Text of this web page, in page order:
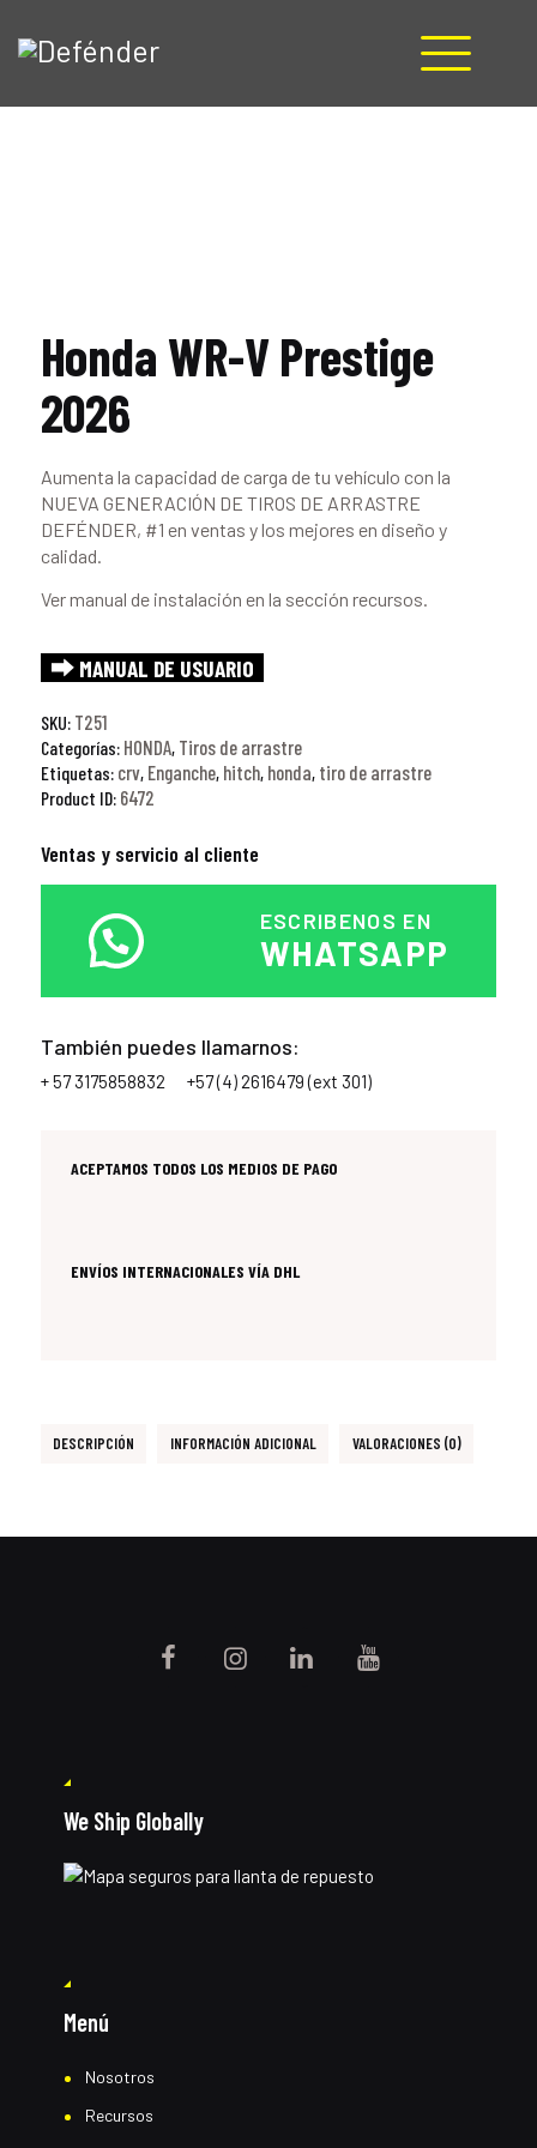
CONTACTO
Honda WR-V Prestige
2026
Aumenta la capacidad de carga de tu vehículo con la
NUEVA GENERACIÓN DE TIROS DE ARRASTRE
DEFÉNDER, #1 en ventas y los mejores en diseño y
calidad.
Ver manual de instalación en la sección recursos.
⮕ MANUAL DE USUARIO
SKU: T251
Categorías: HONDA, Tiros de arrastre
Etiquetas: crv, Enganche, hitch, honda, tiro de arrastre
Product ID: 6472
Ventas y servicio al cliente
ESCRIBENOS EN
WHATSAPP
También puedes llamarnos:
+ 57 3175858832 +57 (4) 2616479 (ext 301)
ACEPTAMOS TODOS LOS MEDIOS DE PAGO
ENVÍOS INTERNACIONALES VÍA DHL
DESCRIPCIÓN INFORMACIÓN ADICIONAL VALORACIONES (0)
We Ship Globally
Menú
Nosotros
Recursos